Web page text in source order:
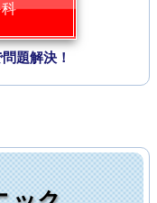
題解決！